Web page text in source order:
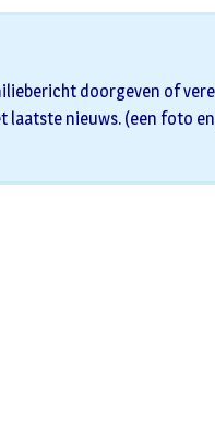
doorgeven of
laatste nieuws. (een foto